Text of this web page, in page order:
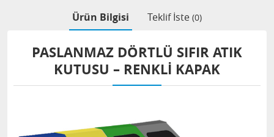
Ürün Bilgisi Teklif İste (0)
PASLANMAZ DÖRTLÜ SIFIR ATIK
KUTUSU – RENKLI KAPAK